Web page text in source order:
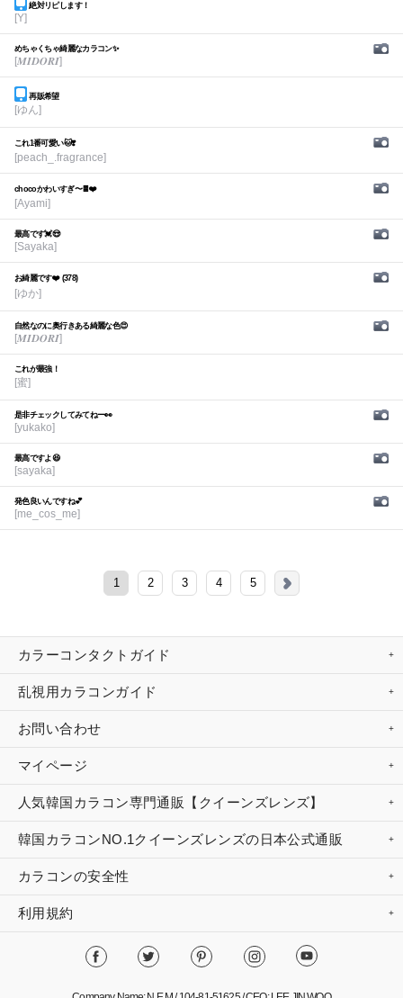
絶対リピします！
[Y]
めちゃくちゃ綺麗なカラコン✨
[𝑴𝑰𝑫𝑶𝑹𝑰]
再販希望
[ゆん]
これ1番可愛い🐱❣️
[peach_.fragrance]
chocoかわいすぎ〜🍫❤️
[Ayami]
最高です💓😍
[Sayaka]
お綺麗です❤️ (378)
[ゆか]
自然なのに奥行きある綺麗な色😍
[𝑴𝑰𝑫𝑶𝑹𝑰]
これが最強！
[蜜]
是非チェックしてみてねー👀
[yukako]
最高ですよ😆
[sayaka]
発色良いんですね💕︎
[me_cos_me]
1 2 3 4 5
カラーコンタクトガイド
乱視用カラコンガイド
お問い合わせ
マイページ
人気韓国カラコン専門通販【クイーンズレンズ】
韓国カラコンNO.1クイーンズレンズの日本公式通販
カラコンの安全性
利用規約